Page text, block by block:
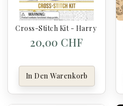
Cross-Stitch Kit - Harry Potter
20,00 CHF
In Den Warenkorb